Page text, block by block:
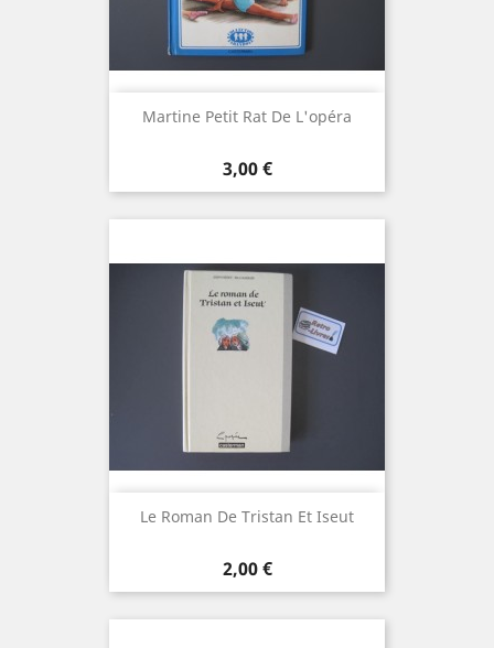
Martine Petit Rat De L'opéra
Prix
3,00 €
Le Roman De Tristan Et Iseut
Prix
2,00 €